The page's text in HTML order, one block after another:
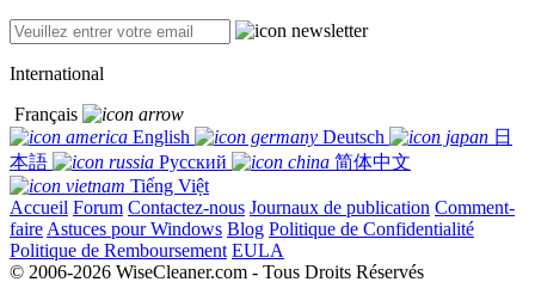
International
Français
English
Deutsch
日
本語
Русский
简体中文
Tiếng Việt
Accueil Forum Contactez-nous Journaux de publication Comment-
faire Astuces pour Windows Blog Politique de Confidentialité
Politique de Remboursement EULA
© 2006-2026 WiseCleaner.com - Tous Droits Réservés